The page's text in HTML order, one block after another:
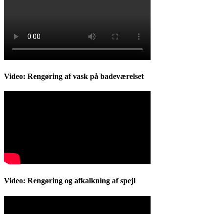
Video: Rengøring af vask på badeværelset
Video: Rengøring og afkalkning af spejl